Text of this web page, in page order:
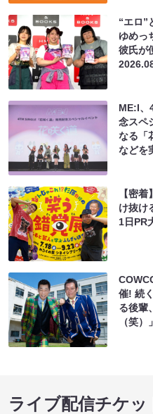
“エロ”
ゆめっ
彼氏が
ME:I、
念スペ
なる「
などを
【密
け抜け
1日PR
催! 続
る後輩
（笑
ライブ配信チケッ